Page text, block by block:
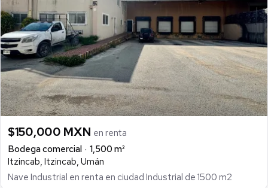
$150,000 MXN en renta
Bodega comercial
1,500 m²
Itzincab, Itzincab, Umán
Nave Industrial en renta en ciudad Industrial de 1500 m2